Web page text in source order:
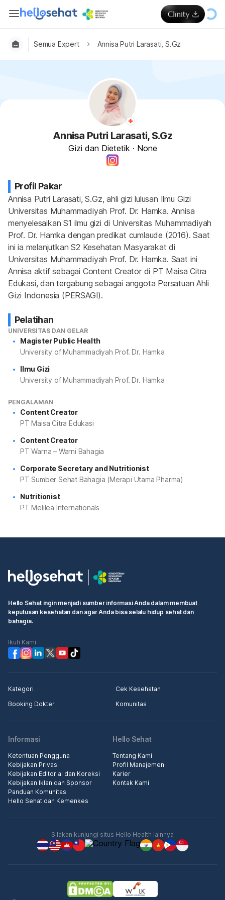
Semua Expert Annisa Putri Larasati, S.Gz
Annisa Putri Larasati, S.Gz
Gizi dan Dietetik · None
Profil Pakar
Annisa Putri Larasati, S.Gz, ahli gizi lulusan Ilmu Gizi
Universitas Muhammadiyah Prof. Dr. Hamka. Annisa
menyelesaikan S1 ilmu gizi di Universitas Muhammadiyah
Prof. Dr. Hamka dengan predikat cumlaude (2016). Saat
ini ia melanjutkan S2 Kesehatan Masyarakat di
Universitas Muhammadiyah Prof. Dr. Hamka. Saat ini
Annisa aktif sebagai Content Creator di PT Maisa Citra
Edukasi, dan tergabung sebagai anggota Persatuan Ahli
Gizi Indonesia (PERSAGI).
Pelatihan
UNIVERSITAS DAN GELAR
Magister Public Health
University of Muhammadiyah Prof. Dr. Hamka
Ilmu Gizi
University of Muhammadiyah Prof. Dr. Hamka
PENGALAMAN
Content Creator
PT Maisa Citra Edukasi
Content Creator
PT Warna – Warni Bahagia
Corporate Secretary and Nutritionist
PT Sumber Sehat Bahagia (Merapi Utama Pharma)
Nutritionist
PT Melilea Internationals
Hello Sehat ingin menjadi sumber informasi Anda dalam membuat
keputusan kesehatan dan agar Anda bisa selalu hidup sehat dan
bahagia.
Ikuti Kami
Kategori
Cek Kesehatan
Booking Dokter
Komunitas
Informasi
Ketentuan Pengguna
Kebijakan Privasi
Kebijakan Editorial dan Koreksi
Kebijakan Iklan dan Sponsor
Panduan Komunitas
Hello Sehat dan Kemenkes
Hello Sehat
Tentang Kami
Profil Manajemen
Karier
Kontak Kami
Silakan kunjungi situs Hello Health lainnya